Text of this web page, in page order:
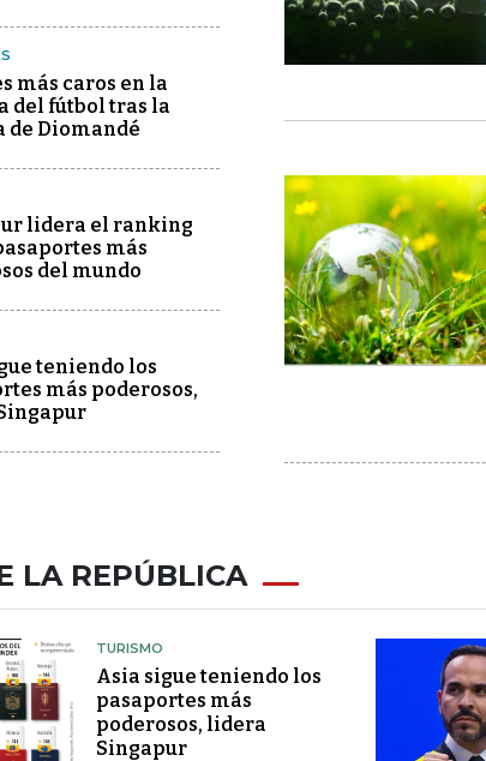
más caros en la
del fútbol tras la
de Diomandé
lidera el ranking
más
del mundo
teniendo los
más poderosos,
LA REPÚBLICA
TURISMO
Asia sigue teniendo los
pasaportes más
poderosos, lidera
Singapur